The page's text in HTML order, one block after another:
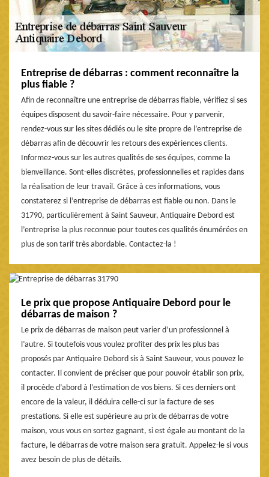
Entreprise de débarras : comment reconnaître la
plus fiable ?
Afin de reconnaître une entreprise de débarras fiable, vérifiez si ses
équipes disposent du savoir-faire nécessaire. Pour y parvenir,
rendez-vous sur les sites dédiés ou le site propre de l’entreprise de
débarras afin de découvrir les retours des expériences clients.
Informez-vous sur les autres qualités de ses équipes, comme la
bienveillance. Sont-elles discrètes, professionnelles et rapides dans
la réalisation de leur travail. Grâce à ces informations, vous
constaterez si l’entreprise de débarras est fiable ou non. Dans le
31790, particulièrement à Saint Sauveur, Antiquaire Debord est
l’entreprise la plus reconnue pour toutes ces qualités énumérées en
plus de son tarif très abordable. Contactez-la !
Le prix que propose Antiquaire Debord pour le
débarras de maison ?
Le prix de débarras de maison peut varier d’un professionnel à
l’autre. Si toutefois vous voulez profiter des prix les plus bas
proposés par Antiquaire Debord sis à Saint Sauveur, vous pouvez le
contacter. Il convient de préciser que pour pouvoir établir son prix,
il procède d’abord à l’estimation de vos biens. Si ces derniers ont
encore de la valeur, il déduira celle-ci sur la facture de ses
prestations. Si elle est supérieure au prix de débarras de votre
maison, vous vous en sortez gagnant, si est égale au montant de la
facture, le débarras de votre maison sera gratuit. Appelez-le si vous
avez besoin de plus de détails.